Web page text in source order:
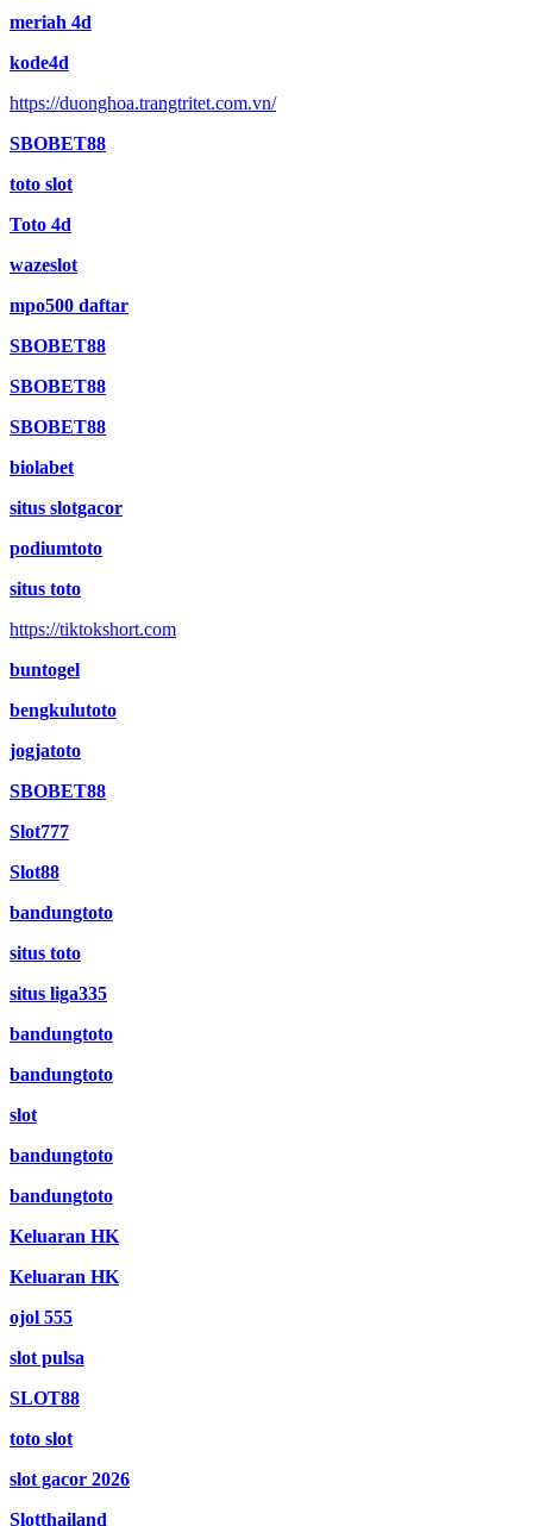
meriah 4d
kode4d
https://duonghoa.trangtritet.com.vn/
SBOBET88
toto slot
Toto 4d
wazeslot
mpo500 daftar
SBOBET88
SBOBET88
SBOBET88
biolabet
situs slotgacor
podiumtoto
situs toto
https://tiktokshort.com
buntogel
bengkulutoto
jogjatoto
SBOBET88
Slot777
Slot88
bandungtoto
situs toto
situs liga335
bandungtoto
bandungtoto
slot
bandungtoto
bandungtoto
Keluaran HK
Keluaran HK
ojol 555
slot pulsa
SLOT88
toto slot
slot gacor 2026
Slotthailand